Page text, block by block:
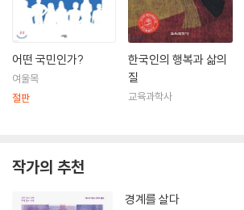
어떤 국민인가?
여울목
절판
한국인의 행복과 삶의
질
교육과학사
작가의 추천
경계를 살다